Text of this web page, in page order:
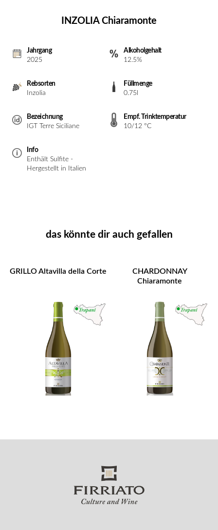
INZOLIA Chiaramonte
Jahrgang
2025
Alkoholgehalt
12.5%
Rebsorten
Inzolia
Füllmenge
0.75l
Bezeichnung
IGT Terre Siciliane
Empf. Trinktemperatur
10/12 °C
Info
Enthält Sulfite -
Hergestellt in Italien
das könnte dir auch gefallen
GRILLO Altavilla della Corte
CHARDONNAY
Chiaramonte